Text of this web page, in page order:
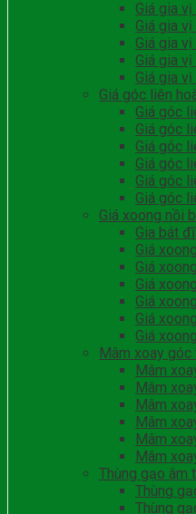
Giá gia
Giá gia
Giá gia
Giá gia
Giá gia
Giá góc liên
Giá góc
Giá góc
Giá góc
Giá góc
Giá góc
Giá góc
Giá xoong nồi
Gia bát
Giá
Giá
Giá
Giá
Giá
Giá
Mâm xoay góc
Mâm
Mâm
Mâm
Mâm
Mâm
Mâm
Thùng gạo âm
Thùng
Thùng